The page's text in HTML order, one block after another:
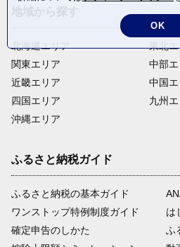
北海道エリア
関東エリア
近畿エリア
四国エリア
沖縄エリア
東北
中部
中国
九州
ふるさと納税ガイド
ふるさと納税の基本ガイド
ワンストップ特例制度ガイド
確定申告のしかた
は
ふ
OK